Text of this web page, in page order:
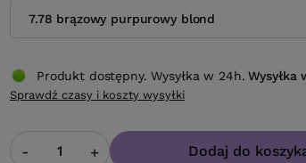
7.78 brązowy purpurowy blond
- + Dodaj do
Produkt dostępny. Wysyłka w 24h. Wysyłka
Sprawdź czasy i koszty wysyłki